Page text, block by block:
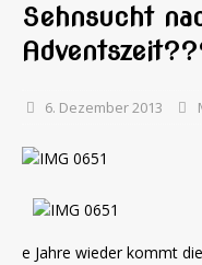
Sehnsucht
6. Dezember 2013
e Jahre wieder kommt